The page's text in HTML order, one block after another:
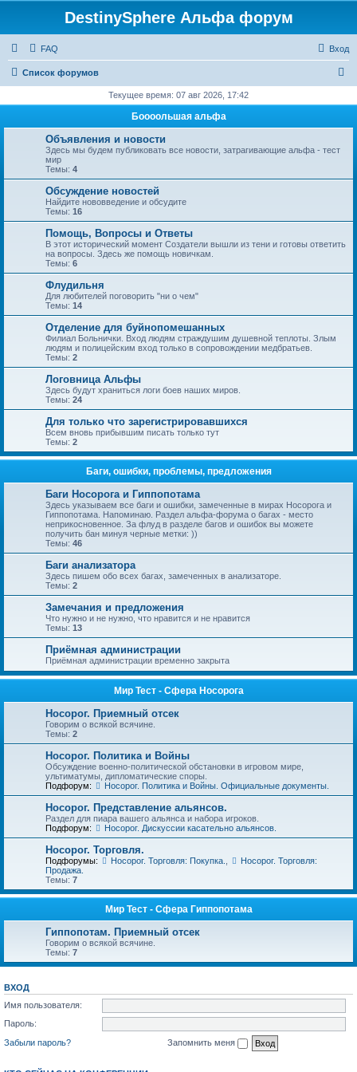
DestinySphere Альфа форум
FAQ Вход
Список форумов
с
Текущее время: 07 авг 2026, 17:42
Боооольшая альфа
Объявления и новости
Здесь мы будем публиковать все новости, затрагивающие альфа - тест
мир
Темы: 4
Обсуждение новостей
Найдите нововведение и обсудите
Темы: 16
Помощь, Вопросы и Ответы
В этот исторический момент Создатели вышли из тени и готовы ответить
на вопросы. Здесь же помощь новичкам.
Темы: 6
Флудильня
Для любителей поговорить "ни о чем"
Темы: 14
Отделение для буйнопомешанных
Филиал Больнички. Вход людям страждушим душевной теплоты. Злым
людям и полицейским вход только в сопровождении медбратьев.
Темы: 2
Логовница Альфы
Здесь будут храниться логи боев наших миров.
Темы: 24
Для только что зарегистрировавшихся
Всем вновь прибывшим писать только тут
Темы: 2
Баги, ошибки, проблемы, предложения
Баги Носорога и Гиппопотама
Здесь указываем все баги и ошибки, замеченные в мирах Носорога и
Гиппопотама. Напоминаю. Раздел альфа-форума о багах - место
неприкосновенное. За флуд в разделе багов и ошибок вы можете
получить бан минуя черные метки: ))
Темы: 46
Баги анализатора
Здесь пишем обо всех багах, замеченных в анализаторе.
Темы: 2
Замечания и предложения
Что нужно и не нужно, что нравится и не нравится
Темы: 13
Приёмная администрации
Приёмная администрации временно закрыта
Мир Тест - Сфера Носорога
Носорог. Приемный отсек
Говорим о всякой всячине.
Темы: 2
Носорог. Политика и Войны
Обсуждение военно-политической обстановки в игровом мире,
ультиматумы, дипломатические споры.
Подфорум:
Носорог. Политика и Войны. Официальные документы.
Носорог. Представление альянсов.
Раздел для пиара вашего альянса и набора игроков.
Подфорум:
Носорог. Дискуссии касательно альянсов.
Носорог. Торговля.
Подфорумы: Носорог. Торговля: Покупка.
Носорог. Торговля:
Продажа.
Темы: 7
Мир Тест - Сфера Гиппопотама
Гиппопотам. Приемный отсек
Говорим о всякой всячине.
Темы: 7
ВХОД
Имя пользователя:
Пароль:
Забыли пароль?
Запомнить меня